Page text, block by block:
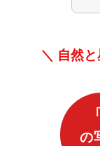
＼ 自然
の